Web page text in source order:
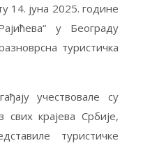
14. јуна 2025. године
у Београду
туристичка
учествовале су
свих крајева Србије,
туристичке